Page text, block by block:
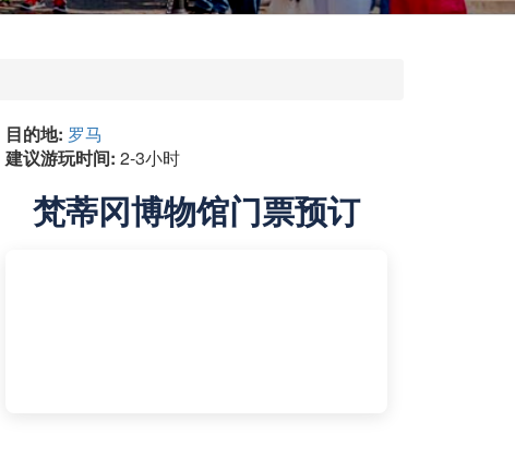
目的地: 罗马
建议游玩时间: 2-3小时
梵蒂冈博物馆门票预订